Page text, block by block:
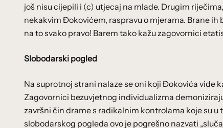
još nisu cijepili i (c) utjecaj na mlade. Drugim
nekakvim Đokovićem, raspravu o mjerama. Brane
na to svako pravo! Barem tako kažu zagovornici
Slobodarski pogled
Na suprotnoj strani nalaze se oni koji Đokovića vide
Zagovornici bezuvjetnog individualizma
završni čin drame s radikalnim kontrolama koje su
slobodarskog pogleda ovo je pogrešno nazvati